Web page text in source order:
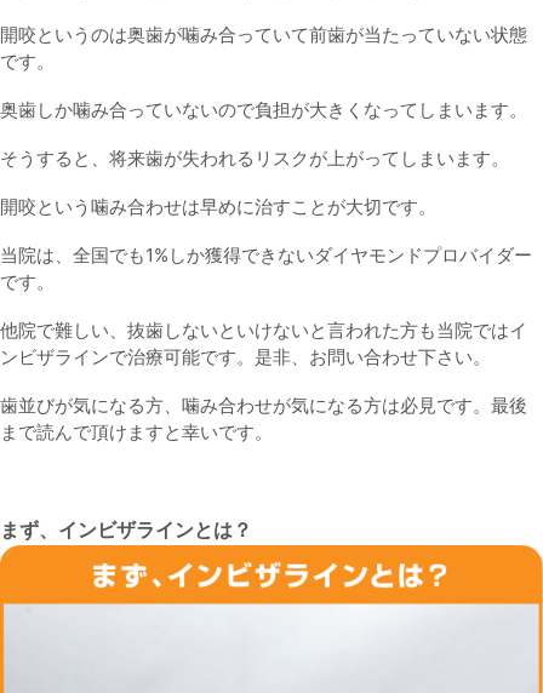
開咬というのは奥歯が噛み合っていて前歯が当たっていない状態
です。
奥歯しか噛み合っていないので負担が大きくなってしまいます。
そうすると、将来歯が失われるリスクが上がってしまいます。
開咬という噛み合わせは早めに治すことが大切です。
当院は、全国でも1%しか獲得できないダイヤモンドプロバイダー
です。
他院で難しい、抜歯しないといけないと言われた方も当院ではイ
ンビザラインで治療可能です。是非、お問い合わせ下さい。
歯並びが気になる方、噛み合わせが気になる方は必見です。最後
まで読んで頂けますと幸いです。
まず、インビザラインとは？